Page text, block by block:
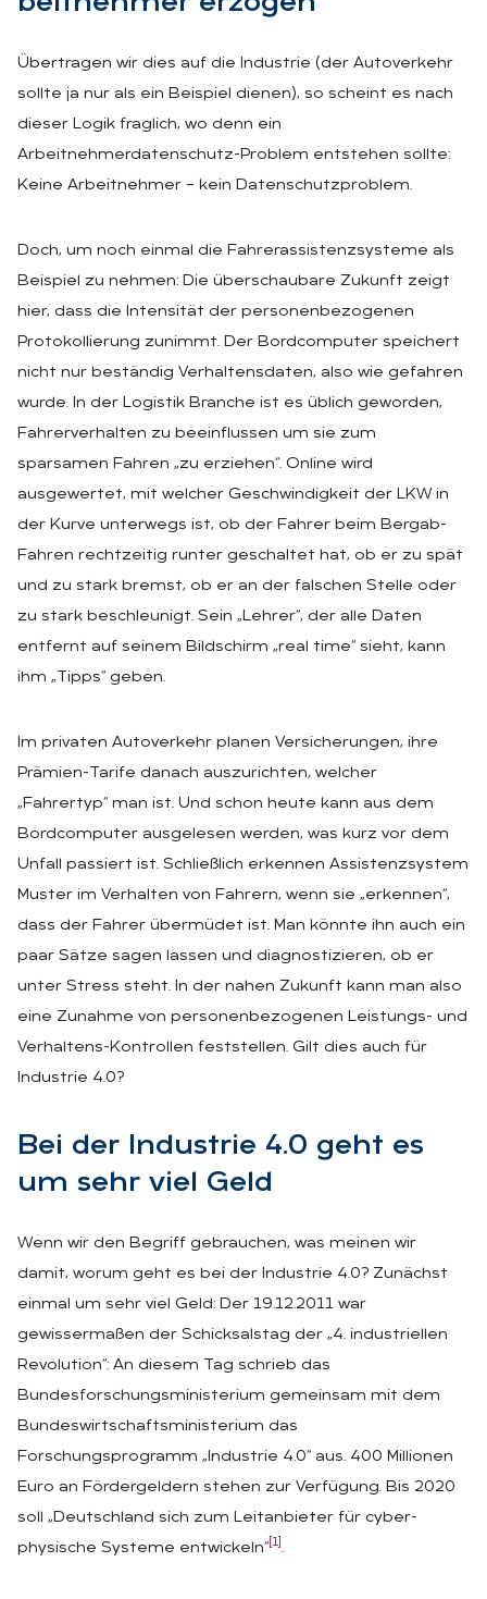
Übertragen wir dies auf die Industrie (der Autoverkehr
sollte ja nur als ein Beispiel dienen), so scheint es nach
dieser Logik fraglich, wo denn ein
Arbeitnehmerdatenschutz-Problem entstehen sollte:
Keine Arbeitnehmer – kein Datenschutzproblem.
Doch, um noch einmal die Fahrerassistenzsysteme als
Beispiel zu nehmen: Die überschaubare Zukunft zeigt
hier, dass die Intensität der personenbezogenen
Protokollierung zunimmt. Der Bordcomputer speichert
nicht nur beständig Verhaltensdaten, also wie gefahren
wurde. In der Logistik Branche ist es üblich geworden,
Fahrerverhalten zu beeinflussen um sie zum
sparsamen Fahren „zu erziehen“. Online wird
ausgewertet, mit welcher Geschwindigkeit der LKW in
der Kurve unterwegs ist, ob der Fahrer beim Bergab-
Fahren rechtzeitig runter geschaltet hat, ob er zu spät
und zu stark bremst, ob er an der falschen Stelle oder
zu stark beschleunigt. Sein „Lehrer“, der alle Daten
entfernt auf seinem Bildschirm „real time“ sieht, kann
ihm „Tipps“ geben.
Im privaten Autoverkehr planen Versicherungen, ihre
Prämien-Tarife danach auszurichten, welcher
„Fahrertyp“ man ist. Und schon heute kann aus dem
Bordcomputer ausgelesen werden, was kurz vor dem
Unfall passiert ist. Schließlich erkennen Assistenzsystem
Muster im Verhalten von Fahrern, wenn sie „erkennen“,
dass der Fahrer übermüdet ist. Man könnte ihn auch ein
paar Sätze sagen lassen und diagnostizieren, ob er
unter Stress steht. In der nahen Zukunft kann man also
eine Zunahme von personenbezogenen Leistungs- und
Verhaltens-Kontrollen feststellen. Gilt dies auch für
Industrie 4.0?
Bei der In­dus­trie 4.0 geht es
um sehr viel Geld
Wenn wir den Begriff gebrauchen, was meinen wir
damit, worum geht es bei der Industrie 4.0? Zunächst
einmal um sehr viel Geld: Der 19.12.2011 war
gewissermaßen der Schicksalstag der „4. industriellen
Revolution“: An diesem Tag schrieb das
Bundesforschungsministerium gemeinsam mit dem
Bundeswirtschaftsministerium das
Forschungsprogramm „Industrie 4.0“ aus. 400 Millionen
Euro an Fördergeldern stehen zur Verfügung. Bis 2020
soll „Deutschland sich zum Leitanbieter für cyber-
physische Systeme entwickeln“ [1] .